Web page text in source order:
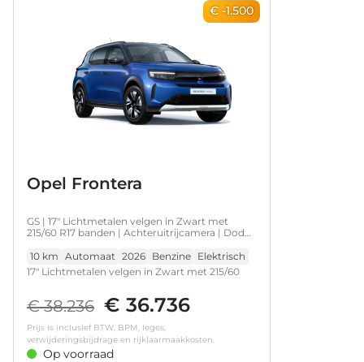
€ -1.500
Opel Frontera
GS | 17" Lichtmetalen velgen in Zwart met
215/60 R17 banden | Achteruitrijcamera | Dode
10 km Automaat 2026 Benzine Elektrisch
17" Lichtmetalen velgen in Zwart met 215/60
koplampen • Achteruitrijcamera • Dode hoek
waarschuwing • Parkeersensoren achter
€ 38.236 € 36.736
Prijs is inclusief BTW, BPM, leges,
verwijderingsbijdrage en rijklaarmaakkosten.
Op voorraad